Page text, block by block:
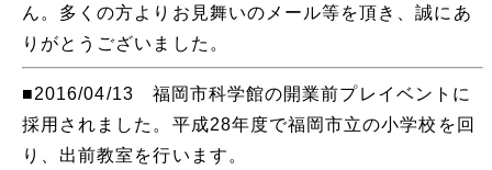
ん。多くの方よりお見舞いのメール等を頂き、誠にあ
りがとうございました。
■2016/04/13 福岡市科学館の開業前プレイベントに
採用されました。平成28年度で福岡市立の小学校を回
り、出前教室を行います。